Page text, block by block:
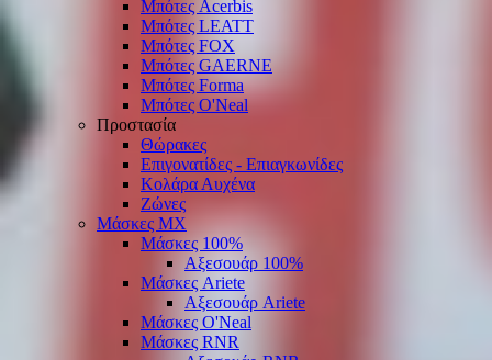
Μπότες Acerbis
Μπότες LEATT
Μπότες FOX
Μπότες GAERNE
Μπότες Forma
Μπότες O'Neal
Προστασία
Θώρακες
Επιγονατίδες - Επιαγκωνίδες
Κολάρα Αυχένα
Ζώνες
Μάσκες ΜΧ
Μάσκες 100%
Αξεσουάρ 100%
Μάσκες Ariete
Αξεσουάρ Ariete
Μάσκες O'Neal
Μάσκες RNR